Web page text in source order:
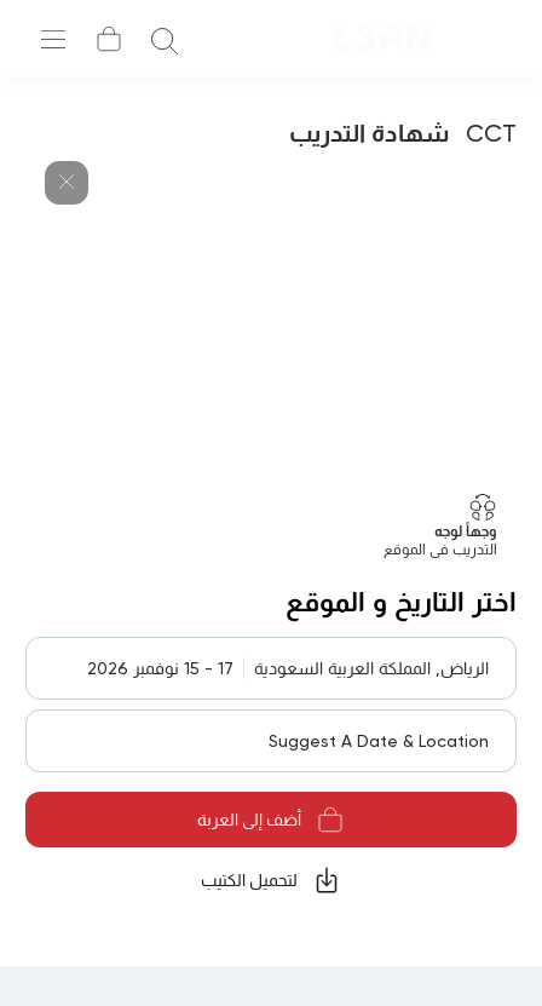
CCT شهادة التدريب
وجهاً لوجه
التدريب في الموقع
اختر التاريخ و الموقع
الرياض, المملكة العربية السعودية 17 - 15 نوفمبر 2026
Suggest A Date & Location
أضف إلى العربة
لتحميل الكتيب